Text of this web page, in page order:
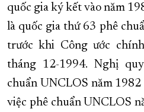
quốc gia ký kết vào năm
là quốc gia thứ 63 phê
trước khi Công ước
tháng 12-1994. Nghị
chuẩn UNCLOS năm
việc phê chuẩn UNCLOS